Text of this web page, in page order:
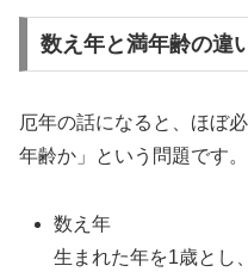
数え年と満年齢の違
厄年の話になると、ほぼ
年齢か」という問題です
数え年
生まれた年を1歳とし